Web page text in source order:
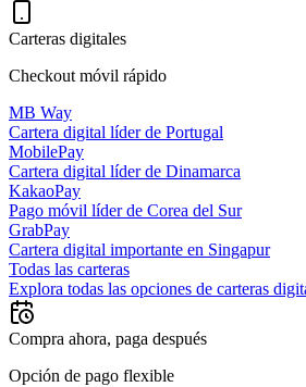
Carteras digitales
Checkout móvil rápido
MB Way
Cartera digital líder de Portugal
MobilePay
Cartera digital líder de Dinamarca
KakaoPay
Pago móvil líder de Corea del Sur
GrabPay
Cartera digital importante en Singapur
Todas las carteras
Explora todas las opciones de carteras
Compra ahora, paga después
Opción de pago flexible